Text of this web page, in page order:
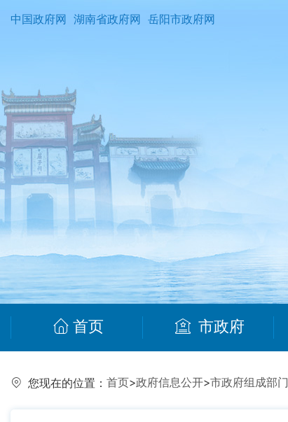
中国政府网 湖南省政府网 岳阳市政府网
首页 市政府
您现在的位置： 首页>政府信息公开>市政府组成部门